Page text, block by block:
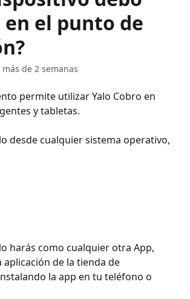
el punto de
de 2 semanas
permite utilizar Yalo Cobro en
y tabletas.
desde cualquier sistema operativo,
harás como cualquier otra App,
aplicación de la tienda de
la app en tu teléfono o